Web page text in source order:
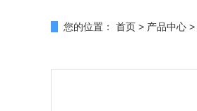
您的位置： 首页 > 产品中心 >